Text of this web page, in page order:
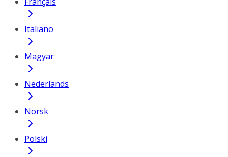
Italiano
Magyar
Nederlands
Norsk
Polski